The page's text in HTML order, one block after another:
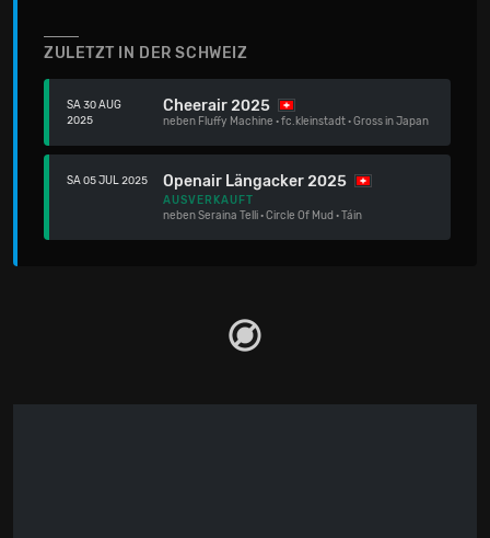
ZULETZT IN DER SCHWEIZ
SA 30 AUG
2025
Cheerair 2025
neben Fluffy Machine ·fc.kleinstadt·Gross in Japan
SA 05 JUL 2025 Openair Längacker 2025
AUSVERKAUFT
nebenSeraina Telli·Circle Of Mud ·Táin